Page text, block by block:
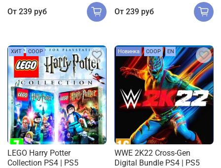
От 239 руб
От 239 руб
ХИТ COOP
LEGO Harry Potter
Collection PS4 | PS5
Новинка COOP EN
WWE 2K22 Cross-Gen
Digital Bundle PS4 | PS5